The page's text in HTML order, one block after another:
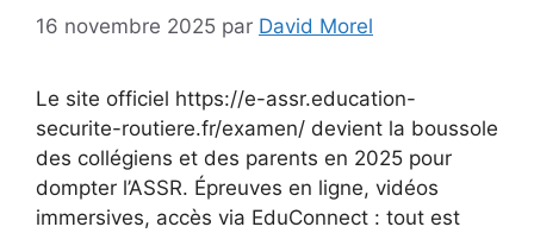
16 novembre 2025 par David Morel
Le site officiel https://e-assr.education-
securite-routiere.fr/examen/ devient la boussole
des collégiens et des parents en 2025 pour
dompter l’ASSR. Épreuves en ligne, vidéos
immersives, accès via EduConnect : tout est